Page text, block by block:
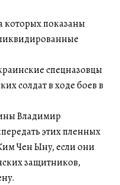
которых показаны
спецназовцы
солдат в ходе боев в
Владимир
этих пленных
Чен Ыну, если они
защитников,